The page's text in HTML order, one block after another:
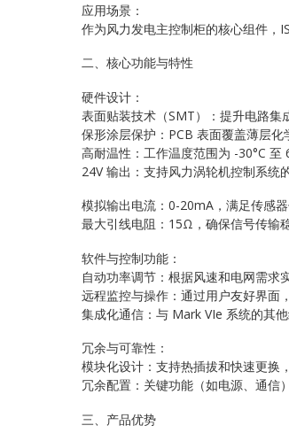
应用场景：
作为风力发电主控制柜的核心组件，
二、核心功能与特性
硬件设计：
表面贴装技术（SMT）：提升电路集
保形涂层保护：PCB 表面覆盖薄层化
高耐温性：工作温度范围为 -30°C 至
24V 输出：支持风力涡轮机控制系统
模拟输出电流：0-20mA，满足传感器
最大引线电阻：15Ω，确保信号传输稳
软件与控制功能：
自动功率调节：根据风速和电网需求
远程监控与操作：通过用户友好界面
集成化通信：与 Mark VIe 系统的其
冗余与可靠性：
模块化设计：支持热插拔和快速更换
冗余配置：关键功能（如电源、通信
三、产品优势